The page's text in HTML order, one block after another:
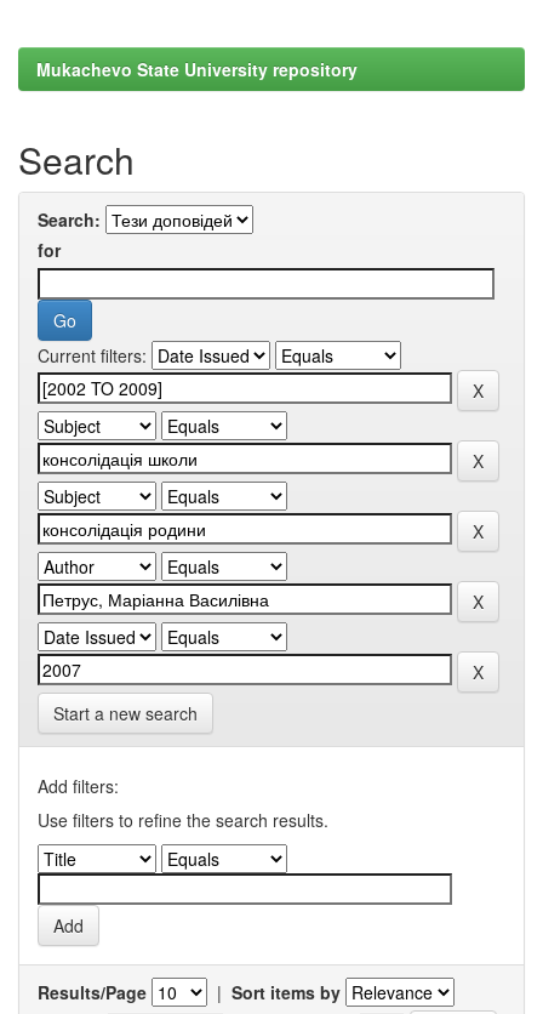
Mukachevo State University repository
Search
Search:
for
Current filters:
Start a new search
Add filters:
Use filters to refine the search results.
Results/Page | Sort items by